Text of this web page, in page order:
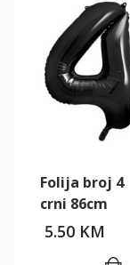
Folija broj 4
crni 86cm
5.50 KM